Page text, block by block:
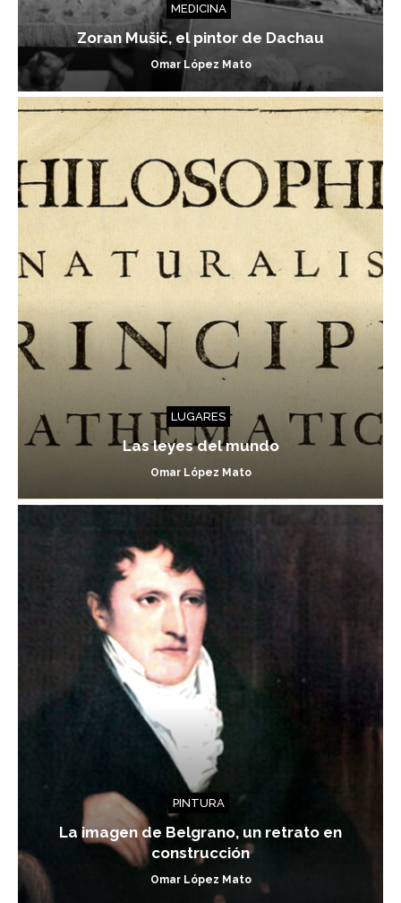
MEDICINA
Zoran Mušič, el pintor de Dachau
Omar López Mato
LUGARES
Las leyes del mundo
Omar López Mato
PINTURA
La imagen de Belgrano, un retrato en
construcción
Omar López Mato